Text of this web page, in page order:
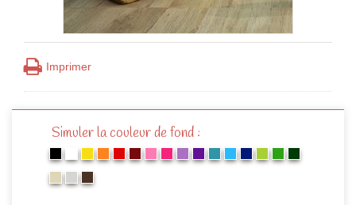
Imprimer
Simuler la couleur de fond :